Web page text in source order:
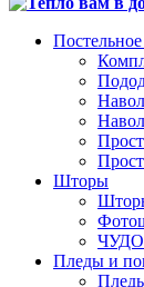
Постельное
Шторы
Пледы и